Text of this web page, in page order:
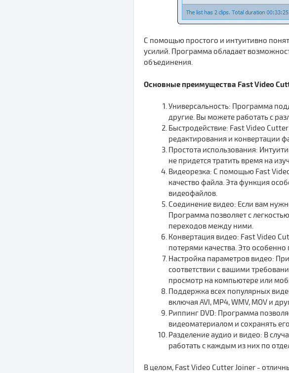
С помощью простого и интуитивно
усилий. Программа обладает
объединения.
Основные преимущества Fast Video
Универсальность: Программа
другие. Вы можете работать с
Быстродействие: Fast Video
редактирования и конвертации
Простота использования:
не придется тратить время на
Видеорезка: С помощью Fast
качество файла. Эта функция
видеофайлов.
Соединение видео: Если вам
Программа позволяет с
переходов между ними.
Конвертация видео: Fast Video
потерями качества. Это
Настройка параметров видео:
соответствии с вашими
просмотр на компьютере или
Поддержка всех популярных
включая AVI, MP4, WMV, MOV и
Риппинг DVD: Программа
видеоматериалом и сохранять
Разделение аудио и видео: В
работать с каждым из них по
В целом, Fast Video Cutter Joiner -